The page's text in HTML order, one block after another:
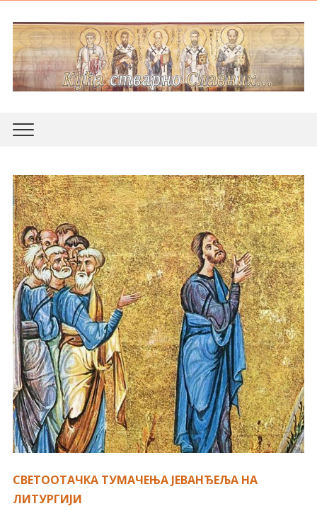
СВЕТООТАЧКА ТУМАЧЕЊА ЈЕВАНЂЕЉА НА
ЛИТУРГИЈИ